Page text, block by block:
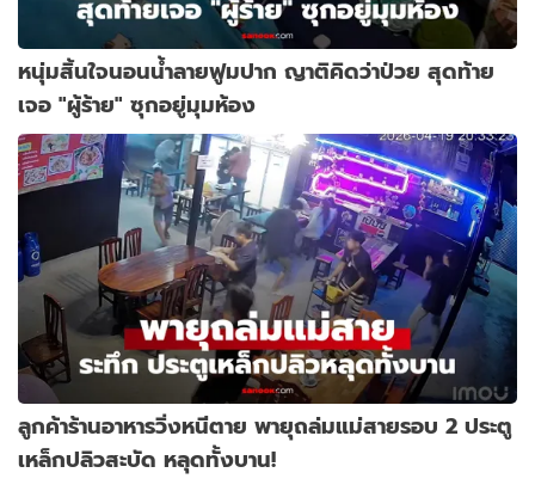
หนุ่มสิ้นใจนอนน้ำลายฟูมปาก ญาติคิดว่าป่วย สุดท้าย
เจอ "ผู้ร้าย" ซุกอยู่มุมห้อง
ลูกค้าร้านอาหารวิ่งหนีตาย พายุถล่มแม่สายรอบ 2 ประตู
เหล็กปลิวสะบัด หลุดทั้งบาน!